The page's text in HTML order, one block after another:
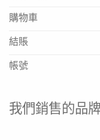
性及危重病人設計，
倍力康 Fresubin
購物車
結賬
帳號
我們銷售的品